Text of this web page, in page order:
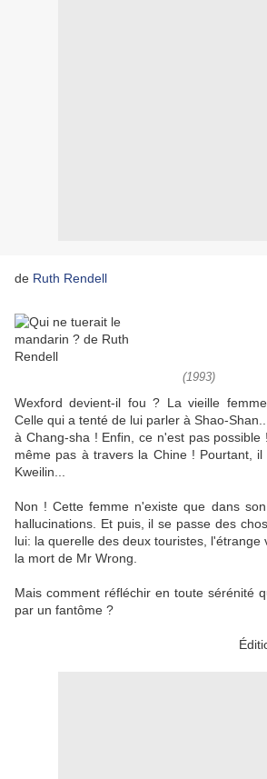
de Ruth Rendell
(1993)
Wexford devient-il fou ? La vieille
Celle qui a tenté de lui parler à Shao-
à Chang-sha ! Enfin, ce n'est pas possible
même pas à travers la Chine ! Pourtant,
Kweilin...
Non ! Cette femme n'existe que dans
hallucinations. Et puis, il se passe des
lui: la querelle des deux touristes, l'étrange
la mort de Mr Wrong.
Mais comment réfléchir en toute sérénité
par un fantôme ?